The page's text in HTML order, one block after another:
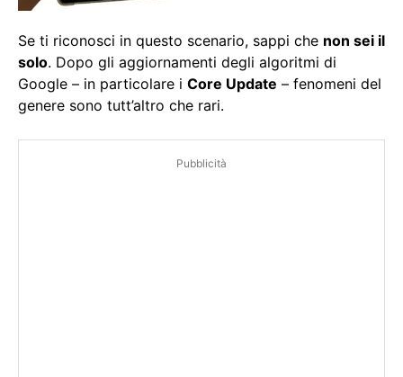
Se ti riconosci in questo scenario, sappi che non sei il
solo. Dopo gli aggiornamenti degli algoritmi di
Google – in particolare i Core Update – fenomeni del
genere sono tutt’altro che rari.
Pubblicità